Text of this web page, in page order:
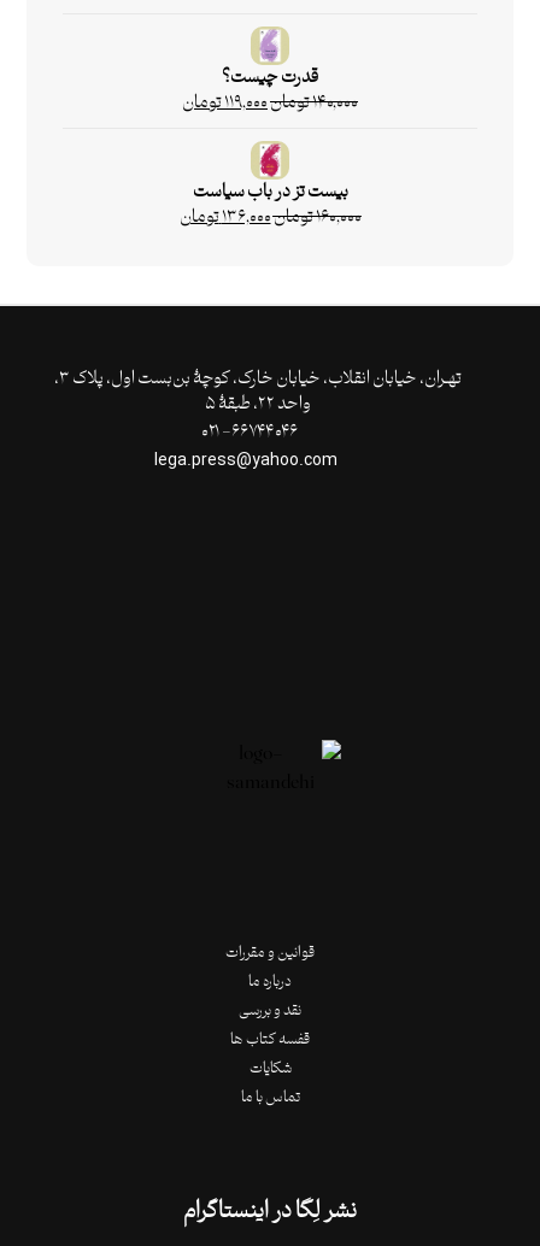
قدرت چیست؟
۱۴۰,۰۰۰تومان۱۱۹,۰۰۰تومان
بیست تز در باب سیاست
۱۶۰,۰۰۰تومان۱۳۶,۰۰۰تومان
تهـران،‌ خیابان انقلاب، خیابان خارک، کوچۀ بن‌بست اول، پلاک ۳،
واحد ۲۲، طبقۀ ۵
قوانین و مقررات
درباره ما
نقد و بررسی
قفسه کتاب ها
شکایات
تماس با ما
نشر لِگا در اینستاگرام